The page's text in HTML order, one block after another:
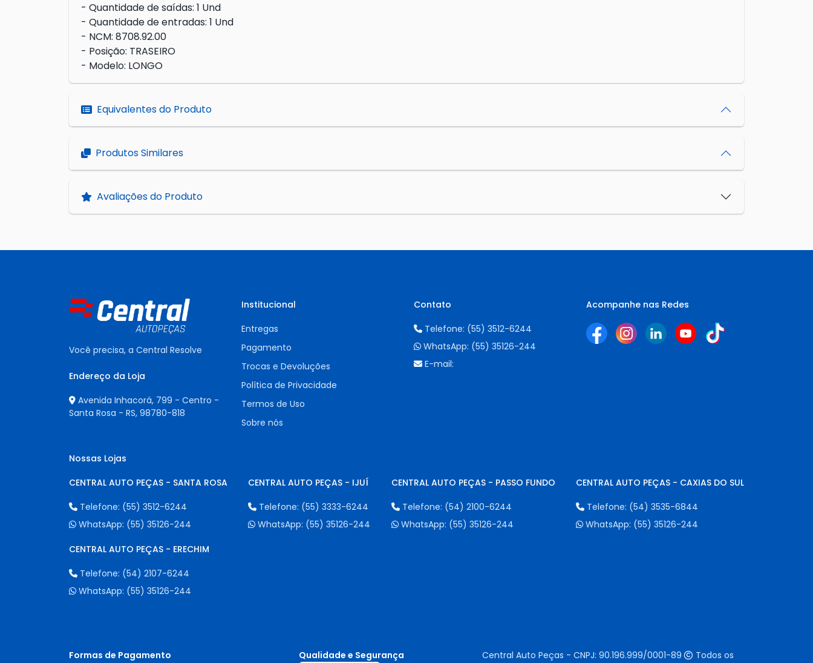
- Quantidade de saídas: 1 Und
- Quantidade de entradas: 1 Und
- NCM: 8708.92.00
- Posição: TRASEIRO
- Modelo: LONGO
Equivalentes do Produto
Produtos Similares
Avaliações do Produto
Você precisa, a Central Resolve
Endereço da Loja
Avenida Inhacorá, 799 - Centro -
Santa Rosa - RS, 98780-818
Institucional
Entregas
Pagamento
Trocas e Devoluções
Política de Privacidade
Termos de Uso
Sobre nós
Contato
Telefone: (55) 3512-6244
WhatsApp: (55) 35126-244
E-mail:
Acompanhe nas Redes
Nossas Lojas
CENTRAL AUTO PEÇAS - SANTA ROSA
Telefone: (55) 3512-6244
WhatsApp: (55) 35126-244
CENTRAL AUTO PEÇAS - IJUÍ
Telefone: (55) 3333-6244
WhatsApp: (55) 35126-244
CENTRAL AUTO PEÇAS - PASSO FUNDO
Telefone: (54) 2100-6244
WhatsApp: (55) 35126-244
CENTRAL AUTO PEÇAS - CAXIAS DO SUL
Telefone: (54) 3535-6844
WhatsApp: (55) 35126-244
CENTRAL AUTO PEÇAS - ERECHIM
Telefone: (54) 2107-6244
WhatsApp: (55) 35126-244
Formas de Pagamento Qualidade e Segurança Central Auto Peças - CNPJ: 90.196.999/0001-89
Todos os